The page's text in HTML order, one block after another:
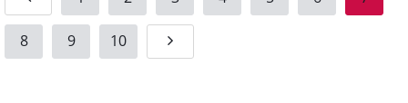
8 9 10